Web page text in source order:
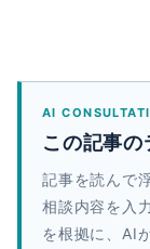
AI
この記事
記事を読んで
相談内容を入
を根拠に、AI